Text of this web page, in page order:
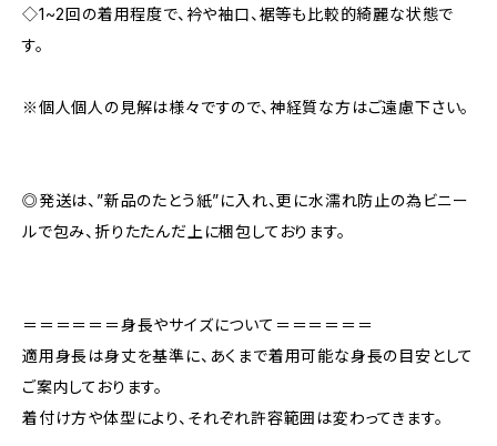
◇1~2回の着用程度で、衿や袖口、裾等も比較的綺麗な状態で
す。
※個人個人の見解は様々ですので、神経質な方はご遠慮下さい。
◎発送は、”新品のたとう紙”に入れ、更に水濡れ防止の為ビニー
ルで包み、折りたたんだ上に梱包しております。
＝＝＝＝＝＝身長やサイズについて＝＝＝＝＝＝
適用身長は身丈を基準に、あくまで着用可能な身長の目安として
ご案内しております。
着付け方や体型により、それぞれ許容範囲は変わってきます。